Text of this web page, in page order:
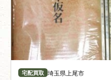
宅配買取 埼玉県 上尾市